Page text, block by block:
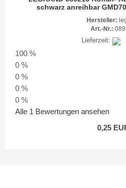
schwarz anreihbar
Hersteller:
Art.-Nr.:
Lieferzeit:
100 %
0 %
0 %
0 %
0 %
Alle 1 Bewertungen ansehen
0,25